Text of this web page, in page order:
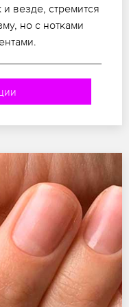
везде, стремится
но с нотками